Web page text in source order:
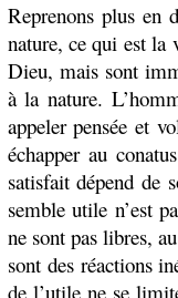
Reprenons plus en
nature, ce qui est la
Dieu, mais sont
à la nature.
appeler pensée et
échapper au
satisfait dépend de
semble utile n’est
ne sont pas libres,
sont des réactions
de l’utile ne se